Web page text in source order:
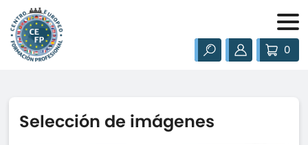
0
Selección de imágenes